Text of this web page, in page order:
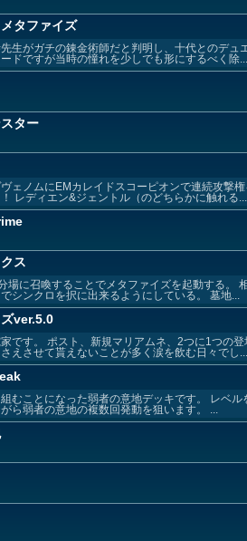
ファイズ
生がガチの錬金術師だと判明し、十代とのデ
ドですが当時の憧れを少しでも形にするべく除...
ター
ェノムにEMカレイドスコーピオンで連続攻撃
レディエン&ジェントル（のどちらかに触れる...
ス
場に召喚することでメタファイズを起動する。
シンクロを択に出来るようにしている。 墓地...
ver.5.0
です。 ポスト、新規マリアムネ、2つに1つの
えさせて貰えないことが多く涙を飲む日々でし...
むことになった弱者の意地デッキです。 レベ
ら弱者の意地の複数回発動を狙います。 ...